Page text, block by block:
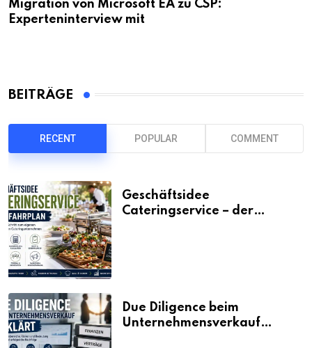
Migration von Microsoft EA zu CSP:
Experteninterview mit
BEITRÄGE
RECENT POPULAR COMMENT
Geschäftsidee
Cateringservice – der
Due Diligence beim
Unternehmensverkauf